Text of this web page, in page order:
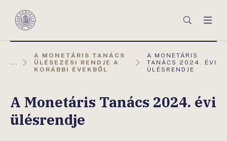
Magyar
Keresés
...
A MONETÁRIS TANÁCS
ÜLÉSEZÉSI RENDJE A
KORÁBBI ÉVEKBŐL
AKTUÁLIS
OLDAL:
A MONETÁRIS
TANÁCS 2024. ÉVI
ÜLÉSRENDJE
A Monetáris Tanács 2024. évi
ülésrendje